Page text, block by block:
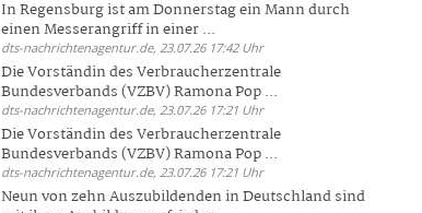
In Regensburg ist am Donnerstag ein Mann durch
einen Messerangriff in einer ...
dts-nachrichtenagentur.de, 23.07.26 17:42 Uhr
Die Vorständin des Verbraucherzentrale
Bundesverbands (VZBV) Ramona Pop ...
dts-nachrichtenagentur.de, 23.07.26 17:21 Uhr
Die Vorständin des Verbraucherzentrale
Bundesverbands (VZBV) Ramona Pop ...
dts-nachrichtenagentur.de, 23.07.26 17:21 Uhr
Neun von zehn Auszubildenden in Deutschland sind